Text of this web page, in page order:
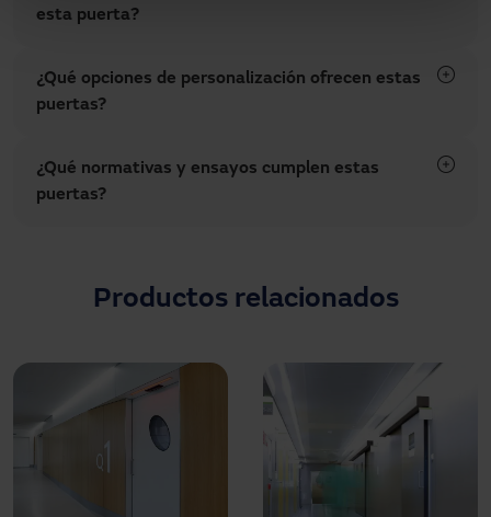
esta puerta?
¿Qué opciones de personalización ofrecen estas
puertas?
¿Qué normativas y ensayos cumplen estas
puertas?
Productos relacionados